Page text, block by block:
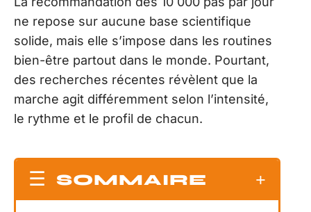
ne repose sur aucune base scientifique
solide, mais elle s’impose dans les routines
bien-être partout dans le monde. Pourtant,
des recherches récentes révèlent que la
marche agit différemment selon l’intensité,
le rythme et le profil de chacun.
SOMMAIRE